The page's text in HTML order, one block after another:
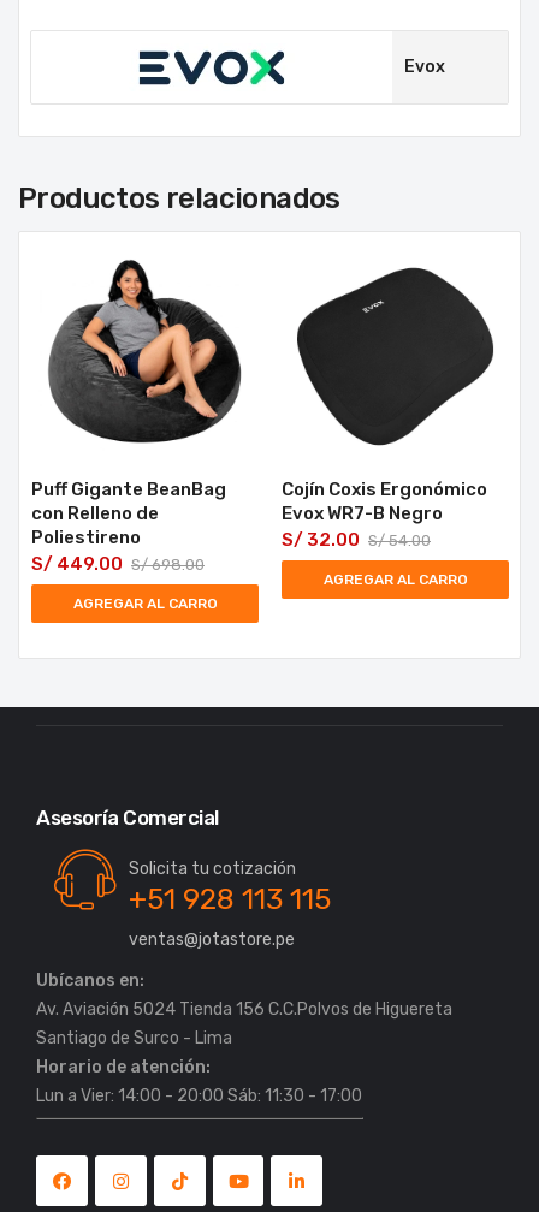
Evox
Productos relacionados
Puff Gigante BeanBag
con Relleno de
Poliestireno
S/698.00
S/ 449.00
AGREGAR AL CARRO
Cojín Coxis Ergonómico
Evox WR7-B Negro
S/54.00
S/ 32.00
AGREGAR AL CARRO
Asesoría Comercial
Solicita tu cotización
+51 928 113 115
ventas@jotastore.pe
Ubícanos en:
Av. Aviación 5024 Tienda 156 C.C.Polvos de Higuereta
Horario de atención:
Lun a Vier: 14:00 - 20:00 Sáb: 11:30 - 17:00